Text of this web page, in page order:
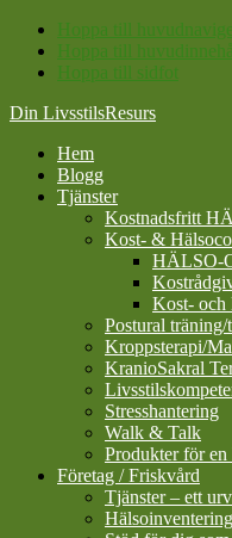
Hoppa till
Hoppa till
Hoppa till sidfot
Din LivsstilsResurs
Hem
Blogg
Tjänster
Kostnadsfritt
Kost- &
HÄLSO-
Kost- och
Postural träning/
Kroppsterapi/
KranioSakral
Stresshantering
Walk & Talk
Produkter för en
Företag / Friskvård
Tjänster – ett